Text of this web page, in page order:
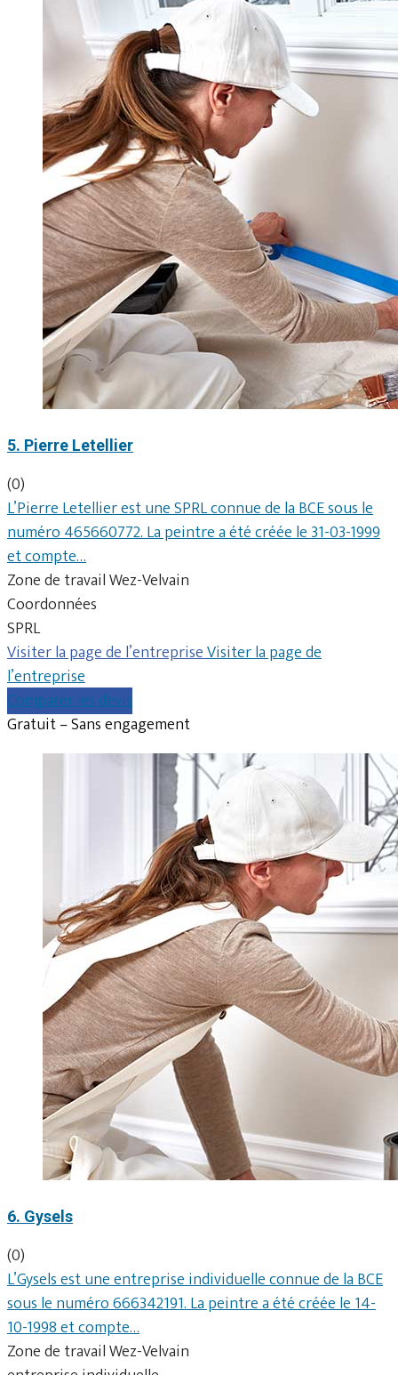
5. Pierre Letellier
(0)
L’Pierre Letellier est une SPRL connue de la BCE sous le
numéro 465660772. La peintre a été créée le 31-03-1999
et compte…
Zone de travail Wez-Velvain
Coordonnées
SPRL
Visiter la page de l’entrepriseVisiter la page de
l’entreprise
Comparer les devis
Gratuit – Sans engagement
6. Gysels
(0)
L’Gysels est une entreprise individuelle connue de la BCE
sous le numéro 666342191. La peintre a été créée le 14-
10-1998 et compte…
Zone de travail Wez-Velvain